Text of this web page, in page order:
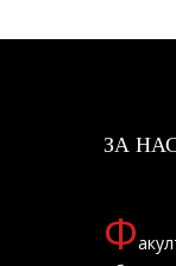
ЗА
Ф